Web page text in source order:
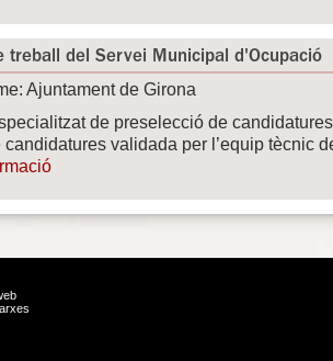
treball del Servei Municipal d'Ocupació
Ajuntament de Girona
de preselecció de
candidatures validada per l’equip tècnic